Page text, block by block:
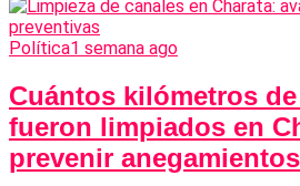
Política1 semana ago
Cuántos kilómetros
fueron limpiados en
prevenir